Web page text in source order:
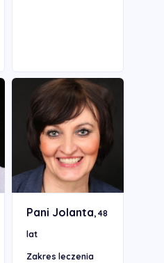
Pani Jolanta, 48
lat
Zakres leczenia